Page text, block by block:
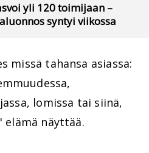
yli 120 toimijaan –
syntyi viikossa
missä tahansa asiassa:
lomissa tai siinä,
näyttää.